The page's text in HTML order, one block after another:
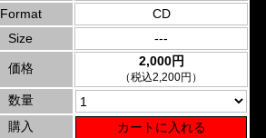
Format
CD
Size
---
価格 2,000円
（税込2,200円）
数量
購入